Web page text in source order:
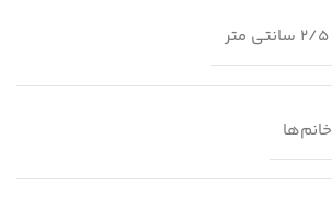
2/5 سانتی متر
خانم‌ها